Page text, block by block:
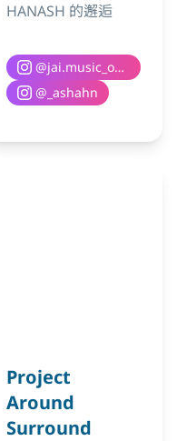
HANASH 的邂逅
@jai.music_official
@ _ashahn
Project
Around
Surround